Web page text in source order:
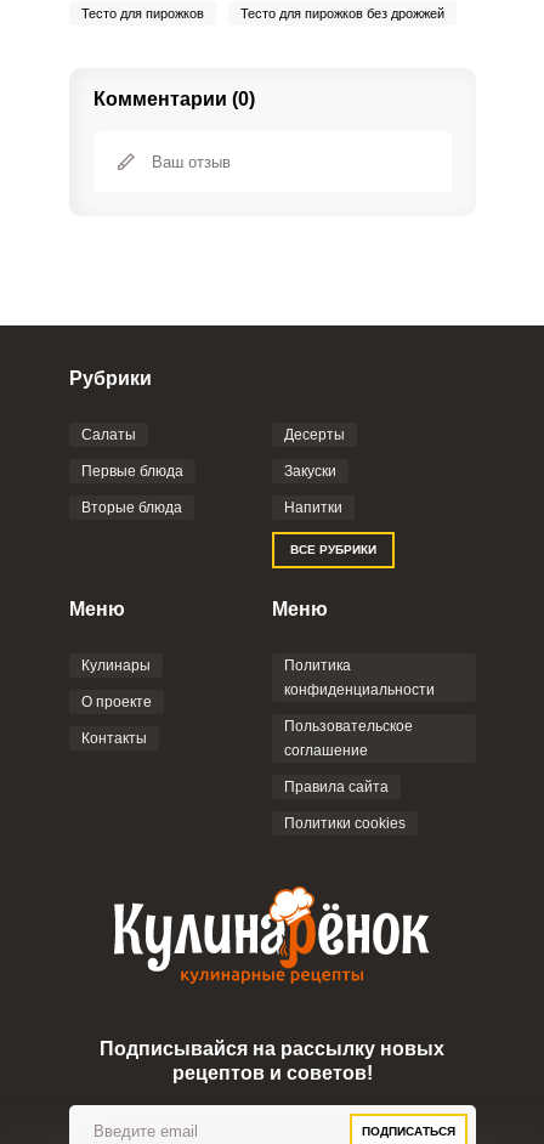
Тесто для пирожков Тесто для пирожков без дрожжей
Комментарии (0)
Фото до 4 шт, до 5 mb
Отправляя эту форму, вы соглашаетесь с
Политикой
Пользовательским
соглашением
Рубрики
Салаты
Первые блюда
Вторые блюда
Десерты
Закуски
Напитки
ВСЕ РУБРИКИ
Меню
Кулинары
О проекте
Контакты
Меню
Политика
конфиденциальности
Пользовательское
соглашение
Правила сайта
Политики cookies
Подписывайся на рассылку новых
рецептов и советов!
ПОДПИСАТЬСЯ